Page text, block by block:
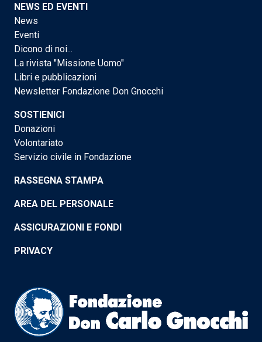
NEWS ED EVENTI
News
Eventi
Dicono di noi...
La rivista "Missione Uomo"
Libri e pubblicazioni
Newsletter Fondazione Don Gnocchi
SOSTIENICI
Donazioni
Volontariato
Servizio civile in Fondazione
RASSEGNA STAMPA
AREA DEL PERSONALE
ASSICURAZIONI E FONDI
PRIVACY